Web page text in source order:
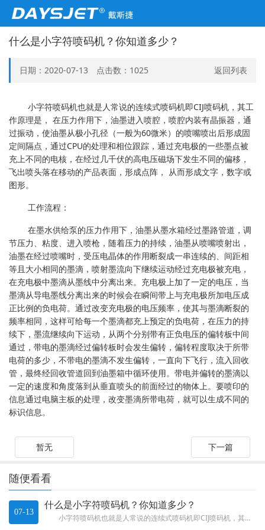
什么是小字符喷码机？你知道多少？
日期：2020-07-13 点击数： 1025 返回列表
小字符喷码机也就是人常说的连续式喷码机即CIJ喷码机，其工
作原理是， 在压力作用下，油墨进入喷腔，喷腔内装有晶振器，通
过振动，使油墨从极小孔径（一般为60微米）的喷嘴喷出后形成固
定间隔点，通过CPU的处理和相位跟踪，通过充电极的一些墨点被
充上不同的电核，在经过几千伏的高电压磁场下发生不同的偏移，
飞出喷头落在移动的产品表面，形成点阵， 从而形成文字，数字或
图形。
工作流程：
在墨水供给泵的压力作用下，油墨从墨水箱经过墨路管道，调
节压力、粘度、进入喷枪，随着压力的持续，油墨从喷嘴喷射出，
油墨在经过喷嘴时，受压电晶体的作用断裂成一串连续的、间距相
等且大小相同的墨滴，喷射墨流向下继续运动经过充电极被充电，
在充电极中墨滴从墨线中分离出来。充电极上加了一定的电压，当
墨滴从导电墨线分离出来的时候会在瞬间带上与充电极所加电压成
正比例的负电荷。通过改变充电极的电压频率，使其与墨滴断裂的
频率相同，这样可给每一个墨滴都充上预定的负电荷，在压力的持
续下，墨流继续向下运动，从两个分别带有正负电压的偏转板中间
通过，带电的墨滴经过偏转板时会发生偏转，偏转程度取决于所带
电荷的多少，不带电的墨滴不发生偏转，一直向下飞行，流入回收
管，最终经回收管道回到油墨箱中循环使用。带电并偏转的墨滴以
一定的速度和角度落到从垂直喷头的前面经过的物体上。要喷印的
信息通过电脑主板的处理，改变墨滴所带电荷，就可以生成不同的
标识信息。
暂无 下一篇
随便看看
07-13
什么是小字符喷码机？你知道多少？
小字符喷码机也就是人常说的连续式喷码机即CIJ喷码机，其工作原理是， 在压力作用下，油墨进入喷腔，喷腔内...